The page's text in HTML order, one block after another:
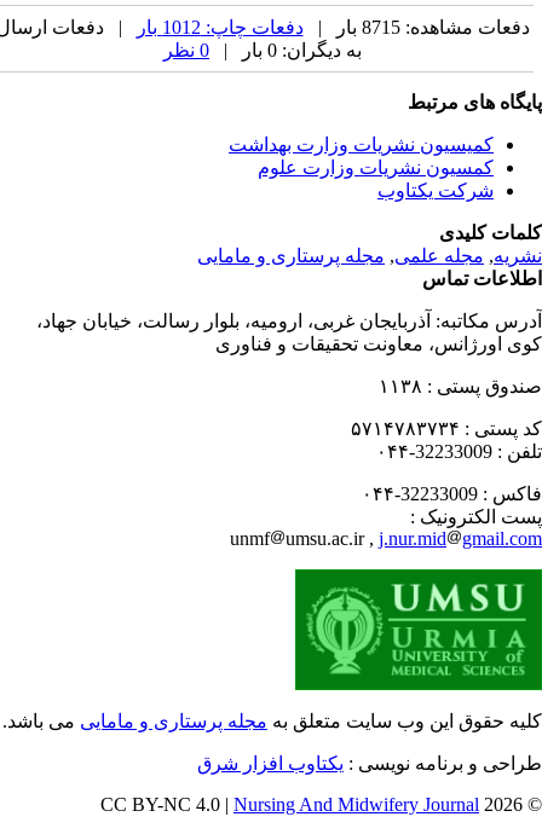
مشاهده: 8715 بار | دفعات چاپ: 1012 بار
| دفعات ارسال
به دیگران: 0 بار |
های مرتبط
کمیسیون نشریات وزارت بهداشت
کمسیون نشریات وزارت علوم
شرکت یکتاوب
کلیدی
,مجله علمی, مجله پرستاری و مامایی
تماس
مکاتبه:آذربایجان غربی، ارومیه، بلوار رسالت، خیابان جهاد،
اورژانس، معاونت تحقیقات و فناوری
پستی : ۱۱۳۸
پستی : ۵۷۱۴۷۸۳۷۳۴
: 32233009-۰۴۴
: 32233009-۰۴۴
الکترونیک :
unmf
umsu.ac.ir ,j.nur.mid
حقوق این وب سایت متعلق بهمجله پرستاری و ماماییمی باشد.
و برنامه نویسی : یکتاوب افزار شرق
©
Nursing And Midwifery Journal